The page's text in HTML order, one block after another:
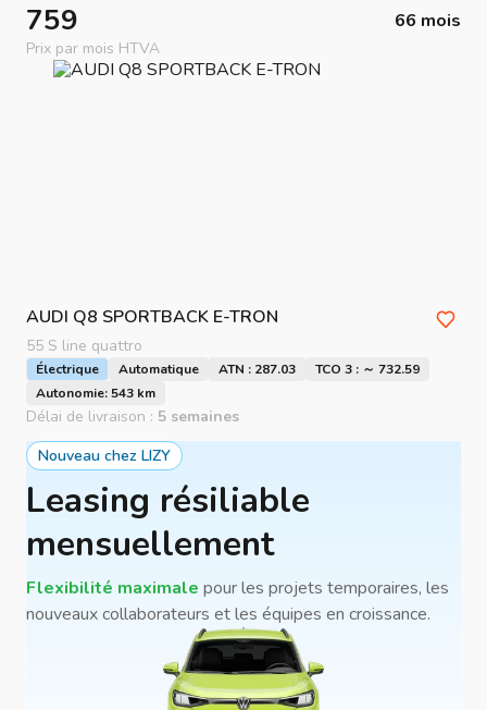
759 66 mois
Prix par mois HTVA
AUDI Q8 SPORTBACK E-TRON
55 S line quattro
Électrique Automatique ATN : 287.03
TCO 3 : ～ 732.59
Autonomie: 543 km
Délai de livraison : 5 semaines
Nouveau chez LIZY
Leasing résiliable
mensuellement
Flexibilité maximale pour les projets temporaires, les
nouveaux collaborateurs et les équipes en croissance.